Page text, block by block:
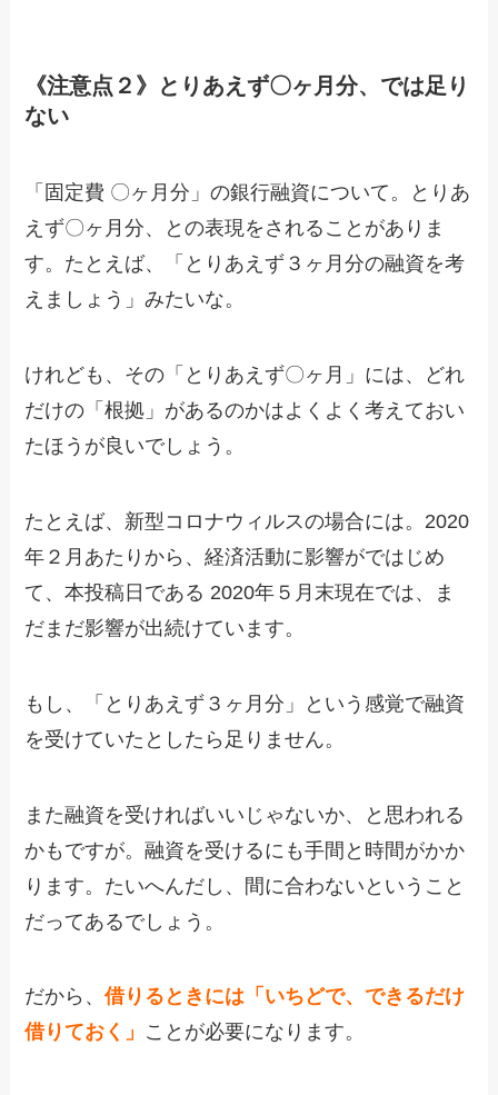
《注意点２》とりあえず〇ヶ月分、では足り
ない
「固定費 〇ヶ月分」の銀行融資について。とりあ
えず〇ヶ月分、との表現をされることがありま
す。たとえば、「とりあえず３ヶ月分の融資を考
えましょう」みたいな。
けれども、その「とりあえず〇ヶ月」には、どれ
だけの「根拠」があるのかはよくよく考えておい
たほうが良いでしょう。
たとえば、新型コロナウィルスの場合には。2020
年２月あたりから、経済活動に影響がではじめ
て、本投稿日である 2020年５月末現在では、ま
だまだ影響が出続けています。
もし、「とりあえず３ヶ月分」という感覚で融資
を受けていたとしたら足りません。
また融資を受ければいいじゃないか、と思われる
かもですが。融資を受けるにも手間と時間がかか
ります。たいへんだし、間に合わないということ
だってあるでしょう。
だから、借りるときには「いちどで、できるだけ
借りておく」 ことが必要になります。